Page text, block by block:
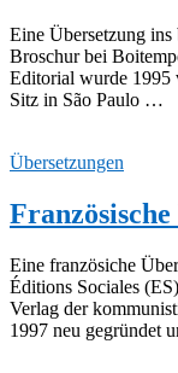
Eine Übersetzung ins
Broschur bei
Editorial wurde 1995
Sitz in São Paulo …
Übersetzungen
Eine französiche
Éditions Sociales
Verlag der
1997 neu gegründet